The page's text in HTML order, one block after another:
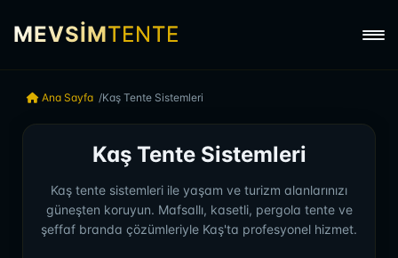
MEVSİMTENTE
Ana Sayfa Kaş Tente Sistemleri
Kaş Tente Sistemleri
Kaş tente sistemleri ile yaşam ve turizm alanlarınızı
güneşten koruyun. Mafsallı, kasetli, pergola tente ve
şeffaf branda çözümleriyle Kaş'ta profesyonel hizmet.